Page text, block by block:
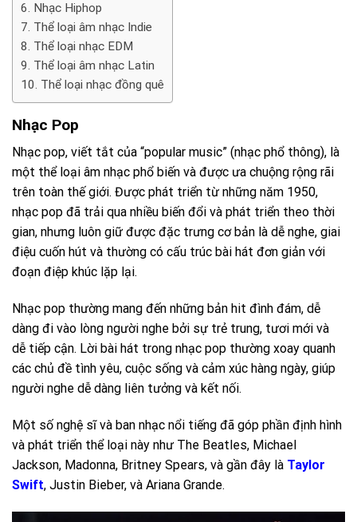
Nhạc Hiphop
Thể loại âm nhạc Indie
Thể loại nhạc EDM
Thể loại âm nhạc Latin
Thể loại nhạc đồng quê
Nhạc Pop
Nhạc pop, viết tắt của “popular music” (nhạc phổ thông), là
một thể loại âm nhạc phổ biến và được ưa chuộng rộng rãi
trên toàn thế giới. Được phát triển từ những năm 1950,
nhạc pop đã trải qua nhiều biến đổi và phát triển theo thời
gian, nhưng luôn giữ được đặc trưng cơ bản là dễ nghe, giai
điệu cuốn hút và thường có cấu trúc bài hát đơn giản với
đoạn điệp khúc lặp lại.
Nhạc pop thường mang đến những bản hit đình đám, dễ
dàng đi vào lòng người nghe bởi sự trẻ trung, tươi mới và
dễ tiếp cận. Lời bài hát trong nhạc pop thường xoay quanh
các chủ đề tình yêu, cuộc sống và cảm xúc hàng ngày, giúp
người nghe dễ dàng liên tưởng và kết nối.
Một số nghệ sĩ và ban nhạc nổi tiếng đã góp phần định hình
và phát triển thể loại này như The Beatles, Michael
Jackson, Madonna, Britney Spears, và gần đây là Taylor
Swift, Justin Bieber, và Ariana Grande.